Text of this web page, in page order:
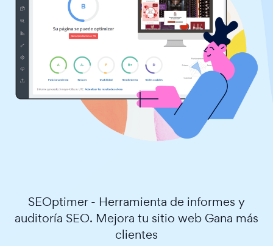
SEOptimer - Herramienta de informes y
auditoría SEO. Mejora tu sitio web Gana más
clientes